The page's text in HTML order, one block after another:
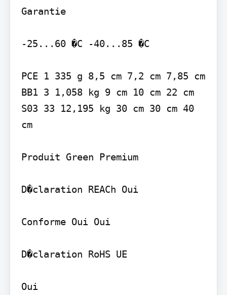
Garantie
-25...60 �C -40...85 �C
PCE 1 335 g 8,5 cm 7,2 cm 7,85 cm
BB1 3 1,058 kg 9 cm 10 cm 22 cm
S03 33 12,195 kg 30 cm 30 cm 40
cm
Produit Green Premium
D�claration REACh Oui
Conforme Oui Oui
D�claration RoHS UE
Oui